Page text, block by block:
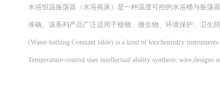
水浴恒温振荡器（水浴摇床）是一种温度可控的水浴槽与振荡
准确。该系列产品广泛适用于植物、微生物、环境保护、卫生
(Water-bathing Constant table) is a kind of kiochemistry
Temperature-control uses intellectual ability synthesic